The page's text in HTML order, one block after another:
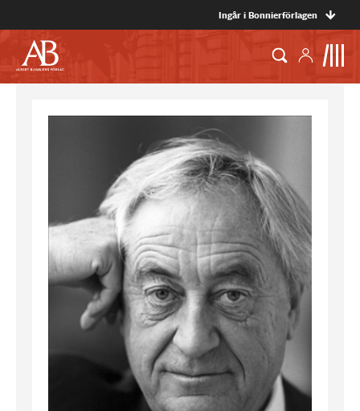
Ingår i Bonnierförlagen